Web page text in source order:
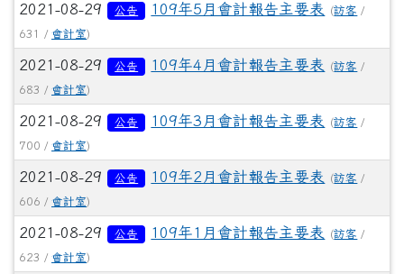
2021-08-29 公告 109年5月會計報告主要表 (訪客 /
631 / 會計室)
2021-08-29 公告 109年4月會計報告主要表 (訪客 /
683 / 會計室)
2021-08-29 公告 109年3月會計報告主要表 (訪客 /
700 / 會計室)
2021-08-29 公告 109年2月會計報告主要表 (訪客 /
606 / 會計室)
2021-08-29 公告 109年1月會計報告主要表 (訪客 /
623 / 會計室)